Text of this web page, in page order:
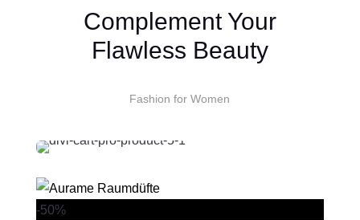
Complement Your
Flawless Beauty
Fashion for Women
-50%